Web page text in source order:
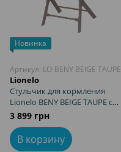
Новинка
Артикул: LO-BENY BEIGE TAUPE
Lionelo
Стульчик для кормления
Lionelo BENY BEIGE TAUPE с
регулировкой подноса и
подножки, компактная
сборка, ремни безопасности
3 899 грн
В корзину